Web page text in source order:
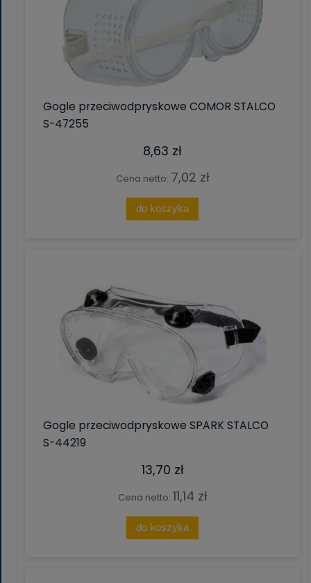
Gogle przeciwodpryskowe COMOR STALCO
S-47255
8,63 zł
Cena netto: 7,02 zł
do koszyka
Gogle przeciwodpryskowe SPARK STALCO
S-44219
13,70 zł
Cena netto: 11,14 zł
do koszyka